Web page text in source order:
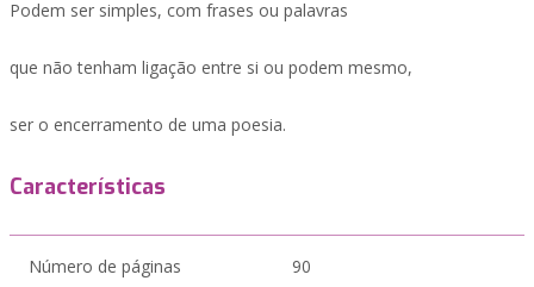
Podem ser simples, com frases ou palavras
que não tenham ligação entre si ou podem mesmo,
ser o encerramento de uma poesia.
Características
Número de páginas 90